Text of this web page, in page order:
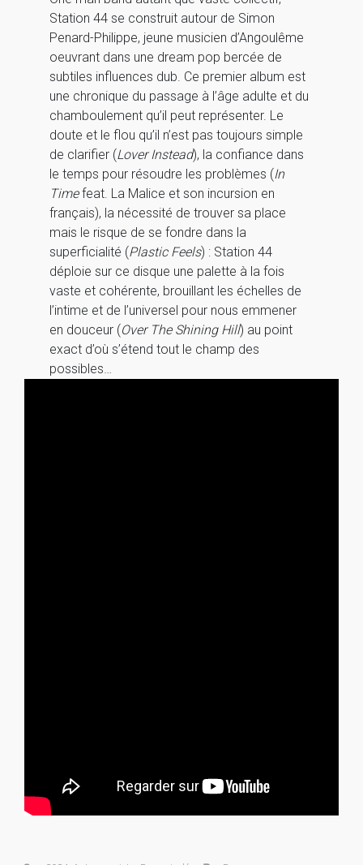
Station 44 se construit autour de Simon
Penard-Philippe, jeune musicien d’Angoulême
oeuvrant dans une dream pop bercée de
subtiles influences dub. Ce premier album est
une chronique du passage à l’âge adulte et du
chamboulement qu’il peut représenter. Le
doute et le flou qu’il n’est pas toujours simple
de clarifier (Lover Instead), la confiance dans
le temps pour résoudre les problèmes (In
Timefeat. La Malice et son incursion en
français), la nécessité de trouver sa place
mais le risque de se fondre dans la
superficialité (Plastic Feels) : Station 44
déploie sur ce disque une palette à la fois
vaste et cohérente, brouillant les échelles de
l’intime et de l’universel pour nous emmener
en douceur (Over The Shining Hill) au point
exact d’où s’étend tout le champ des
possibles…